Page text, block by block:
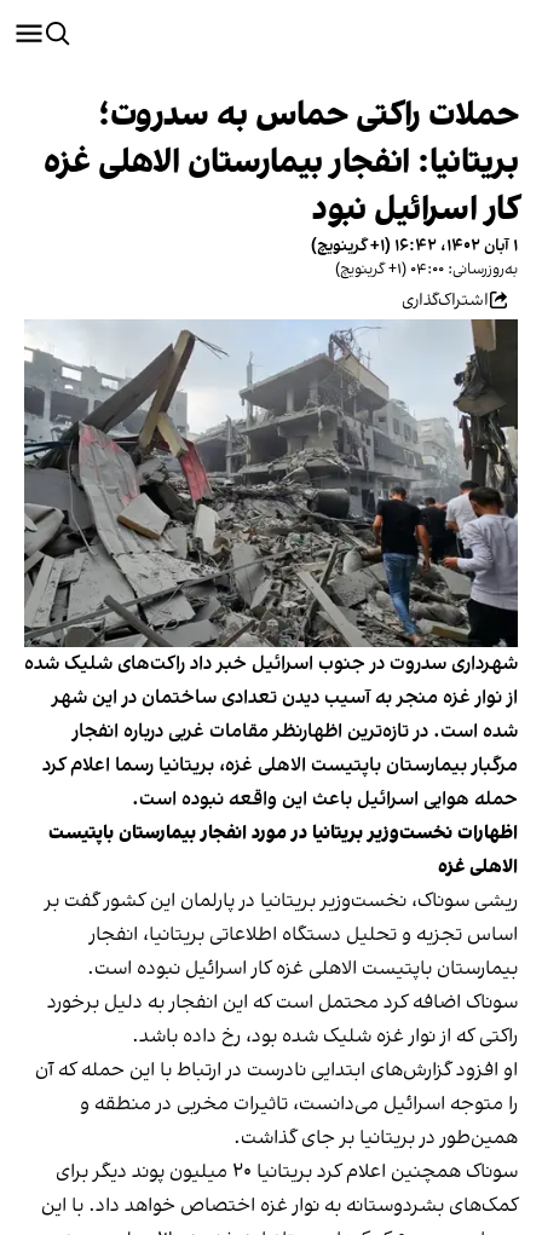
حملات راکتی حماس به سدروت؛
بریتانیا: انفجار بیمارستان الاهلی غزه
کار اسرائیل نبود
۱ آبان ۱۴۰۲، ۱۶:۴۲ (‎+۱ گرینویچ)
به‌روزرسانی: ۰۴:۰۰ (‎+۱ گرینویچ)
اشتراک‌گذاری
شهرداری سدروت در جنوب اسرائیل خبر داد راکت‌های شلیک شده
از نوار غزه منجر به آسیب دیدن تعدادی ساختمان در این شهر
شده است. در تازه‌ترین اظهارنظر مقامات غربی درباره انفجار
مرگبار بیمارستان باپتیست الاهلی غزه، بریتانیا رسما اعلام کرد
حمله هوایی اسرائیل باعث این واقعه نبوده است.
اظهارات نخست‌وزیر بریتانیا در مورد انفجار بیمارستان باپتیست
الاهلی غزه
ریشی سوناک، نخست‌وزیر بریتانیا در پارلمان این کشور گفت بر
اساس تجزیه و تحلیل دستگاه اطلاعاتی بریتانیا، انفجار
بیمارستان باپتیست الاهلی غزه کار اسرائیل نبوده است.
سوناک اضافه کرد محتمل است که این انفجار به دلیل برخورد
راکتی که از نوار غزه شلیک شده بود، رخ داده باشد.
او افزود گزارش‌های ابتدایی نادرست در ارتباط با این حمله که آن
را متوجه اسرائیل می‎‌دانست، تاثیرات مخربی در منطقه و
همین‌طور در بریتانیا بر جای گذاشت.
سوناک همچنین اعلام کرد بریتانیا ۲۰ میلیون پوند دیگر برای
کمک‌های بشردوستانه به نوار غزه اختصاص خواهد داد. با این